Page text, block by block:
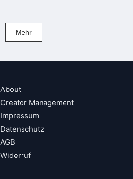
Mehr
About
Creator Management
Impressum
Datenschutz
AGB
Widerruf